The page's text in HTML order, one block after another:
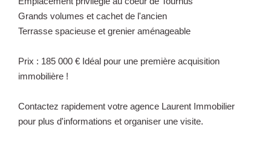
Grands volumes et cachet de l'ancien
Terrasse spacieuse et grenier aménageable
Prix : 185 000 € Idéal pour une première acquisition
immobilière !
Contactez rapidement votre agence Laurent Immobilier
pour plus d'informations et organiser une visite.